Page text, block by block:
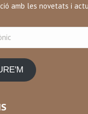
amb les novetats i